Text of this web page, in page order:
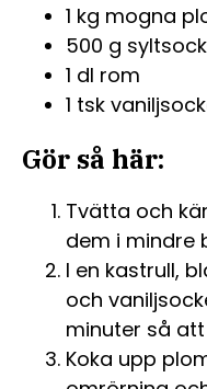
1 kg mogna
500 g
1 dl rom
1 tsk
Gör så här:
Tvätta och
dem i mindre
I en kastrull,
och
minuter så
Koka upp